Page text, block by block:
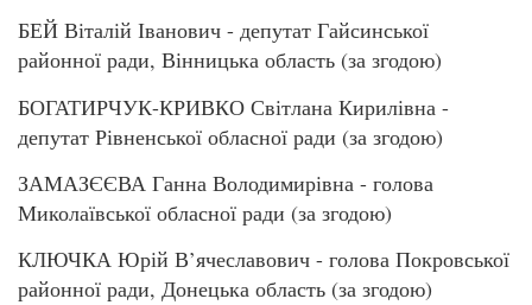
БЕЙ Віталій Іванович - депутат Гайсинської
районної ради, Вінницька область (за згодою)
БОГАТИРЧУК-КРИВКО Світлана Кирилівна -
депутат Рівненської обласної ради (за згодою)
ЗАМАЗЄЄВА Ганна Володимирівна - голова
Миколаївської обласної ради (за згодою)
КЛЮЧКА Юрій В’ячеславович - голова Покровської
районної ради, Донецька область (за згодою)